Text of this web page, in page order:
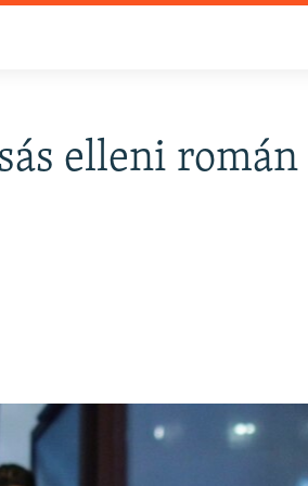
elleni román